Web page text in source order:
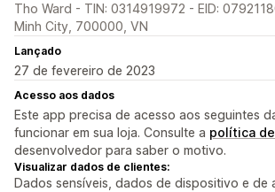
Tho Ward - TIN: 0314919972 - EID:
Minh City, 700000, VN
Lançado
27 de fevereiro de 2023
Acesso aos dados
Este app precisa de acesso aos seguintes
funcionar em sua loja. Consulte a política
desenvolvedor para saber o motivo.
Visualizar dados de clientes:
Dados sensíveis, dados de dispositivo e de